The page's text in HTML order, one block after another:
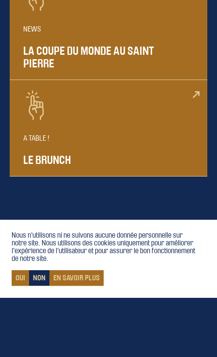
NEWS
LA COUPE DU MONDE AU SAINT
PIERRE
A TABLE !
LE BRUNCH
Nous n'utilisons ni ne suivons aucune donnée personnelle sur
notre site. Nous utilisons des cookies uniquement pour améliorer
l'expérience de l'utilisateur et pour assurer le bon fonctionnement
de notre site.
OUI NON EN SAVOIR PLUS